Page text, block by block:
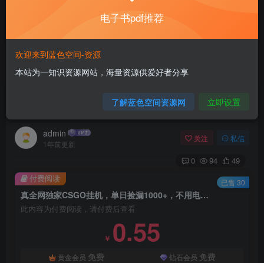
计算机 移动设备 软件下载....
电子书籍下载...
首页 脚本挂机 正文
真全网独家CSGO挂机，单日捡漏1000+，不用电
admin
1年前更新
关注 私信
0 94 49
真全网独家CSGO挂机，单日捡漏1000+，不用电脑，不用养号
此内容为付费阅读，请付费后查看
￥ 0.55
黄金会员 免费 钻石会员 免费
付费阅读 已售 30
电子书pdf推荐
欢迎来到蓝色空间-资源
本站为一知识资源网站，海量资源供爱好者分享
了解蓝色空间资源网 立即设置